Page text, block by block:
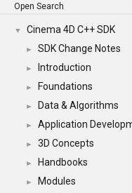
Open Search
▼ Cinema 4D C++ SDK
► SDK Change Notes
► Introduction
► Foundations
► Data & Algorithms
► Application
► 3D Concepts
► Handbooks
► Modules